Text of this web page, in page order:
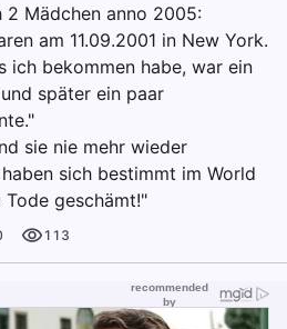
2 Mädchen anno 2005:
am 11.09.2001 in New York.
ich bekommen habe, war ein
später ein paar
sie nie mehr wieder
sich bestimmt im World
geschämt!"
113